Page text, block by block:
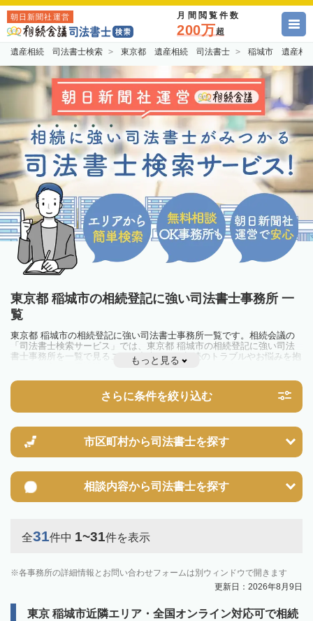
朝日新聞社運営 月間閲覧件数
200万超
遺産相続 司法書士検索 東京都 遺産相続 司法書士 稲城市 遺産相
東京都 稲城市の相続登記に強い司法書士事務所 一
覧
東京都 稲城市の相続登記に強い司法書士事務所一覧です。相続会議の
「司法書士検索サービス」では、東京都 稲城市の相続登記に強い司法
書士事務所を一覧で見ることが出来ます。相続のトラブルやお悩みを抱
えている方は一度近隣の司法書士に相談してみましょう。
不動産を相続した場合、相続を知った日から3年以内に登記しないと、
10万円以下の過料が科せられるため、速やかな手続きが必要です。義務
化前の相続も対象となるため注意しましょう。
す。その他の相続手続きも任せることが可能です。
また、義務化に伴い、相続人申告登記制度が創設されました。遺産分割
の話し合いがまとまらず登記できない場合は、この制度の活用を検討し
もっと見る
さらに条件を絞り込む
市区町村から司法書士を探す
相談内容から司法書士を探す
全31件中 1~31件を表示
各事務所の詳細情報とお問い合わせフォームは別ウィンドウで開きます
更新日：2026年8月9日
東京 稲城市近隣エリア・全国オンライン対応可で相続